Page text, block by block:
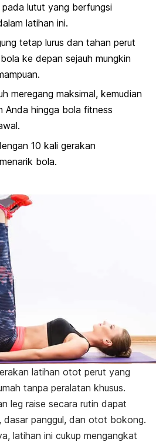
lutut yang berfungsi
latihan ini.
tetap lurus dan tahan perut
ke depan sejauh mungkin
meregang maksimal, kemudian
Anda hingga bola fitness
10 kali gerakan
bola.
latihan otot perut yang
tanpa peralatan khusus.
leg raise secara rutin dapat
, dasar panggul, dan otot bokong.
latihan ini cukup mengangkat